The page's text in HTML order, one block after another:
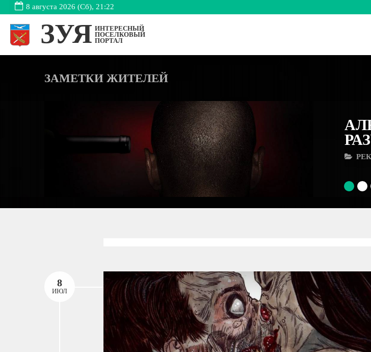
8 августа 2026 (Сб), 21:22
ЗУЯ ИНТЕРЕСНЫЙ
ПОСЕЛКОВЫЙ
ПОРТАЛ
ЗАМЕТКИ ЖИТЕЛЕЙ
1
8
ИЮЛ